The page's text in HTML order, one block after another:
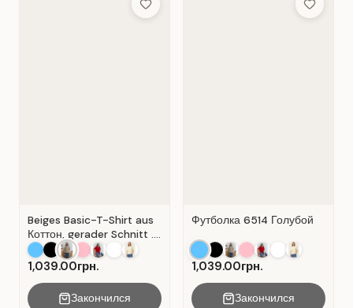
Add to Wish List
Beiges Basic-T-Shirt aus
Коттон, gerader Schnitt .
Beige.
1,039.00грн.
Закончился
Add to
Футболка 6514 Голубой
1,039.00грн.
Закончился